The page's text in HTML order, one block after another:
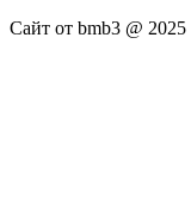
Сайт от bmb3 @ 2025